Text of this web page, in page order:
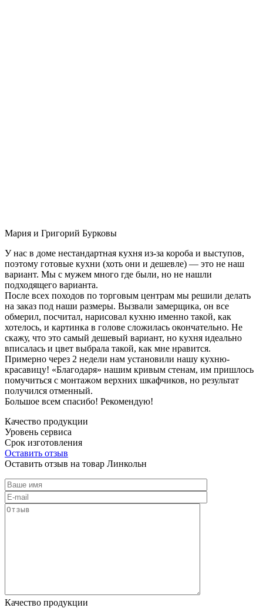
Мария и Григорий Бурковы
У нас в доме нестандартная кухня из-за короба и выступов,
поэтому готовые кухни (хоть они и дешевле) — это не наш
вариант. Мы с мужем много где были, но не нашли
подходящего варианта.
После всех походов по торговым центрам мы решили делать
на заказ под наши размеры. Вызвали замерщика, он все
обмерил, посчитал, нарисовал кухню именно такой, как
хотелось, и картинка в голове сложилась окончательно. Не
скажу, что это самый дешевый вариант, но кухня идеально
вписалась и цвет выбрала такой, как мне нравится.
Примерно через 2 недели нам установили нашу кухню-
красавицу! «Благодаря» нашим кривым стенам, им пришлось
помучиться с монтажом верхних шкафчиков, но результат
получился отменный.
Большое всем спасибо! Рекомендую!
Качество продукции
Уровень сервиса
Срок изготовления
Оставить отзыв
Оставить отзыв на товар Линкольн
Качество продукции